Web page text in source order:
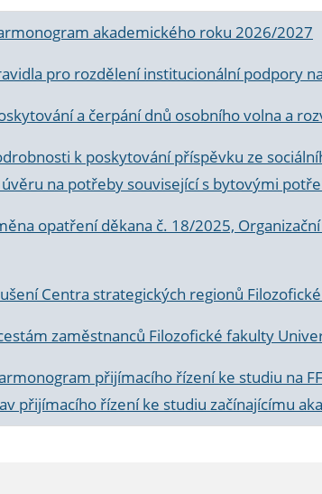
akademického roku 2026/2027
pro rozdělení institucionální podpory
a čerpání dnů osobního volna a
k poskytování příspěvku ze
na potřeby související s bytovými
opatření děkana č. 18/2025,
Centra strategických regionů
zaměstnanců Filozofické fakulty
přijímacího řízení ke studiu na
přijímacího řízení ke studiu začínajícímu